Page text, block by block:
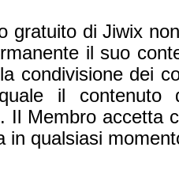
gratuito di Jiwix
il suo
condivisione dei
il contenuto
Il Membro accetta
in qualsiasi